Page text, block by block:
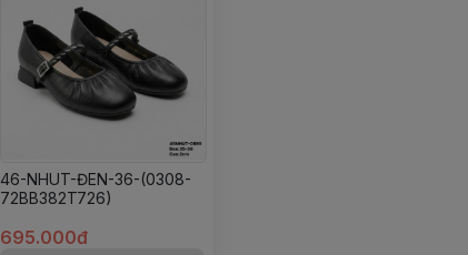
46-NHUT-ĐEN-36-(0308-
72BB382T726)
695.000đ